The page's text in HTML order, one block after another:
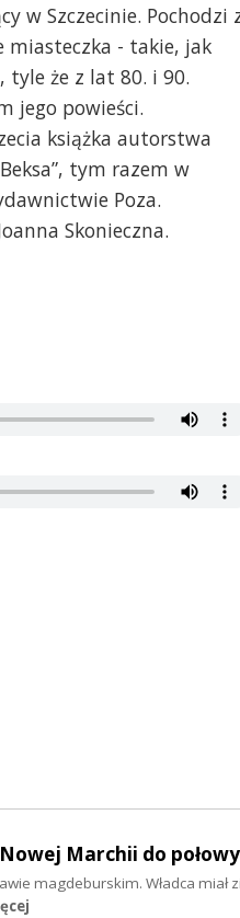
w Szczecinie. Pochodzi
miasteczka - takie, jak
tyle że z lat 80. i 90.
jego powieści.
książka autorstwa
tym razem w
Poza.
Skonieczna.
Marchii do
magdeburskim. Władca miał